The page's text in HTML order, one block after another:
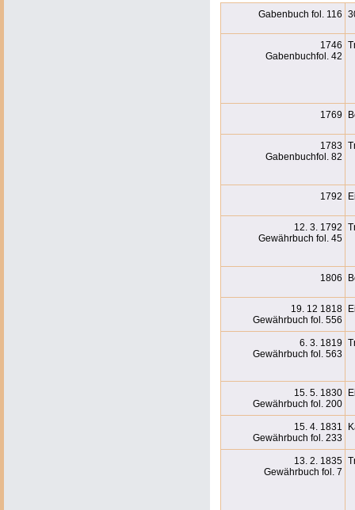
Gabenbuch fol. 116
1746
Gabenbuchfol. 42
1769
1783
Gabenbuchfol. 82
1792
12. 3. 1792
Gewährbuch fol. 45
1806
19. 12 1818
Gewährbuch fol. 556
6. 3. 1819
Gewährbuch fol. 563
15. 5. 1830
Gewährbuch fol. 200
15. 4. 1831
Gewährbuch fol. 233
13. 2. 1835
Gewährbuch fol. 7